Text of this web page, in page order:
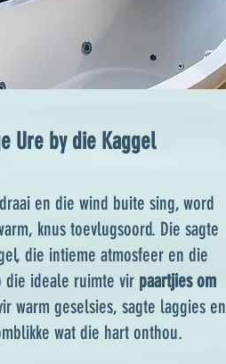
Ure by die Kaggel
en die wind buite sing, word
knus toevlugsoord. Die sagte
die intieme atmosfeer en die
die ideale ruimte vir paartjies om
warm geselsies, sagte laggies en
wat die hart onthou.